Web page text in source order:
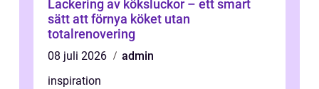
Lackering av köksluckor – ett smart
sätt att förnya köket utan
totalrenovering
08 juli 2026
admin
inspiration